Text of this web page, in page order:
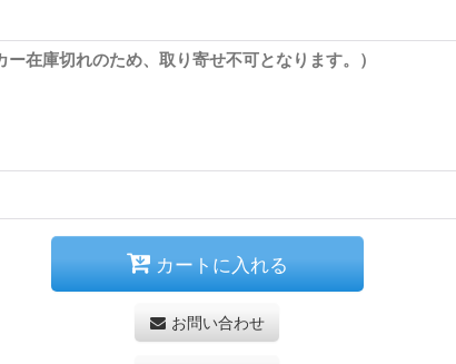
在庫切れのため、取り寄せ不可となります。）
カートに入れる
お問い合わせ